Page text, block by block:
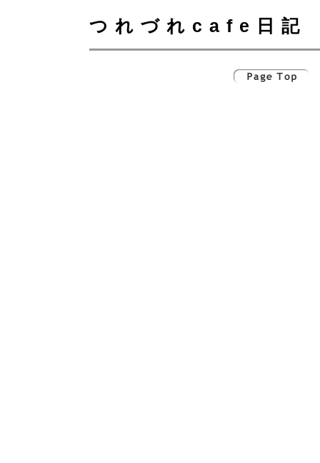
つれづれcafe日記